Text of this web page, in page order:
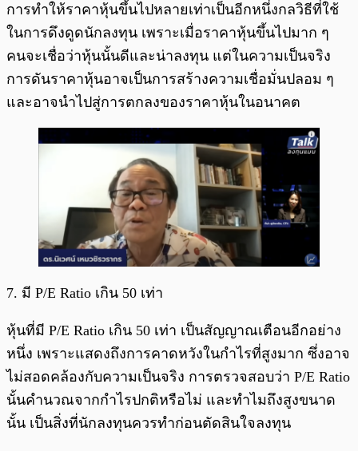
การทำให้ราคาหุ้นขึ้นไปหลายเท่าเป็นอีกหนึ่งกลวิธีที่ใช้
ในการดึงดูดนักลงทุน เพราะเมื่อราคาหุ้นขึ้นไปมาก ๆ
คนจะเชื่อว่าหุ้นนั้นดีและน่าลงทุน แต่ในความเป็นจริง
การดันราคาหุ้นอาจเป็นการสร้างความเชื่อมั่นปลอม ๆ
และอาจนำไปสู่การตกลงของราคาหุ้นในอนาคต
7. มี P/E Ratio เกิน 50 เท่า
หุ้นที่มี P/E Ratio เกิน 50 เท่า เป็นสัญญาณเตือนอีกอย่าง
หนึ่ง เพราะแสดงถึงการคาดหวังในกำไรที่สูงมาก ซึ่งอาจ
ไม่สอดคล้องกับความเป็นจริง การตรวจสอบว่า P/E Ratio
นั้นคำนวณจากกำไรปกติหรือไม่ และทำไมถึงสูงขนาด
นั้น เป็นสิ่งที่นักลงทุนควรทำก่อนตัดสินใจลงทุน